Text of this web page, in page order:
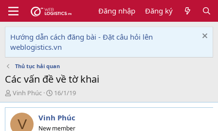
Đăng nhập Đăng ký
Hướng dẫn cách đăng bài - Đặt câu hỏi lên
weblogistics.vn
Thủ tục hải quan
Các vấn đề về tờ khai
T
h
r
e
Vinh Phúc
N
g
à
y
g
16/1/19
V Vinh Phúc
New member